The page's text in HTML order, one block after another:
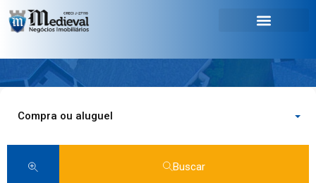
Compra ou aluguel
Buscar